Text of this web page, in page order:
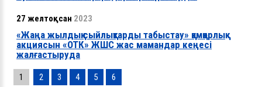
27 желтоқсан 2023
«Жаңа жылдық сыйлықтарды табыстау» қамқорлық
акциясын «ОТК» ЖШС жас мамандар кеңесі
жалғастыруда
1 2 3 4 5 6